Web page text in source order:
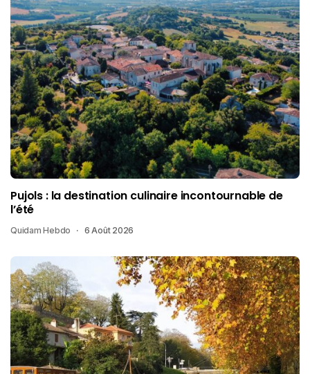
Pujols : la destination culinaire incontournable de
l’été
Quidam Hebdo 6 Août 2026